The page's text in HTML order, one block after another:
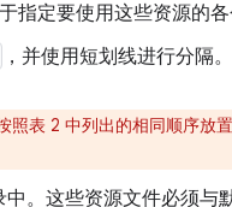
指定要使用这些资源的
， 并使用短划线进行分隔。
照表 2 中列出的相同顺序放
。这些资源文件必须与